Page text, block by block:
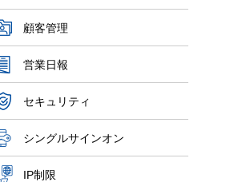
顧客管理
営業日報
セキュリティ
シングルサインオン
IP制限